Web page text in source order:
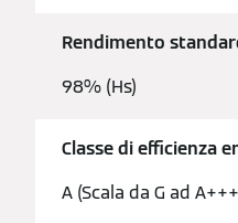
Rendimento
98% (Hs)
Classe di efficienza
A (Scala da G ad